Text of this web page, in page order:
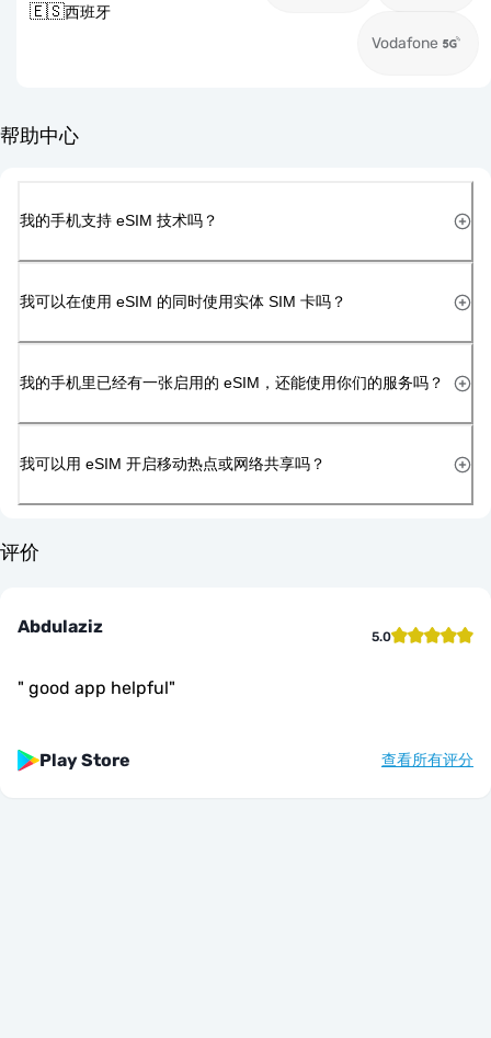
🇪🇸西班牙
Vodafone
帮助中心
我的手机支持 eSIM 技术吗？
我可以在使用 eSIM 的同时使用实体 SIM 卡吗？
我的手机里已经有一张启用的 eSIM，还能使用你们的服务吗？
我可以用 eSIM 开启移动热点或网络共享吗？
评价
Abdulaziz 5.0
" good app helpful"
Play Store 查看所有评分